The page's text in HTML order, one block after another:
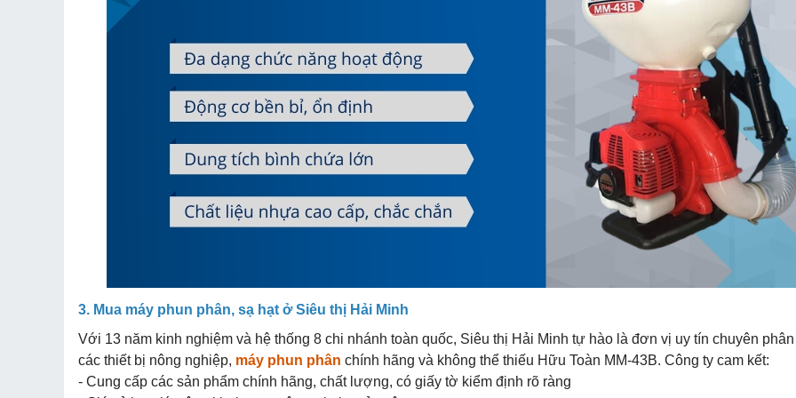
3. Mua máy phun phân, sạ hạt ở Siêu thị Hải Minh
Với 13 năm kinh nghiệm và hệ thống 8 chi nhánh toàn quốc, Siêu thị Hải Minh tự hào là đơn vị uy tín chuyên
các thiết bị nông nghiệp, máy phun phân chính hãng và không thể thiếu Hữu Toàn MM-43B. Công ty cam kết:
- Cung cấp các sản phẩm chính hãng, chất lượng, có giấy tờ kiểm định rõ ràng